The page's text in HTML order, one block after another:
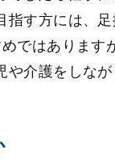
す方には、
ではありま
介護をしな